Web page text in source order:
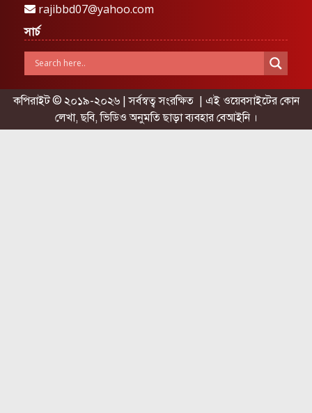
rajibbd07@yahoo.com
সার্চ
কপিরাইট © ২০১৯-২০২৬ | সর্বস্বত্ব সংরক্ষিত | এই ওয়েবসাইটের কোন
লেখা, ছবি, ভিডিও অনুমতি ছাড়া ব্যবহার বেআইনি ।